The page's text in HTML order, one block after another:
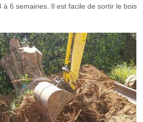
6 semaines. Il est facile de sortir le bois